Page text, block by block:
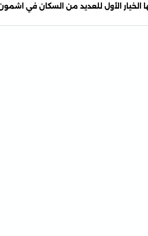
الخيار الأول للعديد من السكان في